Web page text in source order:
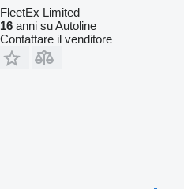
FleetEx Limited
16 anni su Autoline
Contattare il venditore